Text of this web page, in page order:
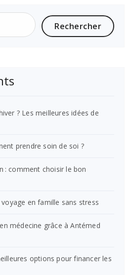
? Les meilleures idées de
prendre soin de soi ?
: comment choisir le bon
en famille sans stress
médecine grâce à Antémed
options pour financer les